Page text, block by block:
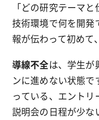
「どの研究テーマ
技術環境で何を開発
報が伝わって初めて
導線不全は、学生が
ンに進めない状態
っている、エントリ
説明会の日程が少な